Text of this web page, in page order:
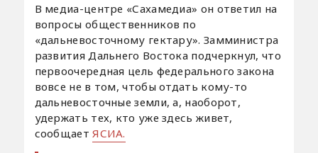
В медиа-центре «Сахамедиа» он ответил на
вопросы общественников по
«дальневосточному гектару». Замминистра
развития Дальнего Востока подчеркнул, что
первоочередная цель федерального закона
вовсе не в том, чтобы отдать кому-то
дальневосточные земли, а, наоборот,
удержать тех, кто уже здесь живет,
сообщаетЯСИА.